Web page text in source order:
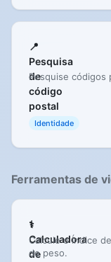
📍
Pesquisa
de
código
postal
Pesquise códigos
Identidade
Ferramentas de
⚕️
Calculadora
de
Calcule o Índice
de peso.